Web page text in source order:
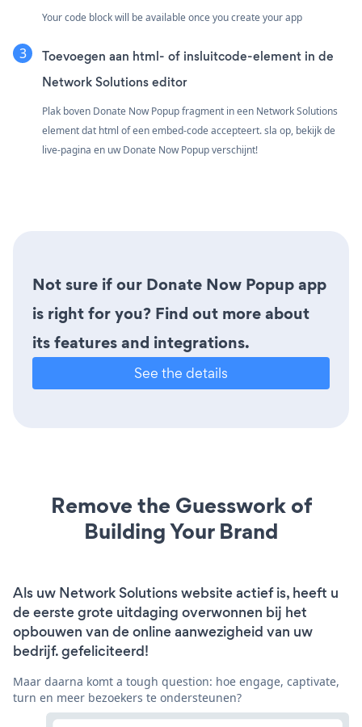
Your code block will be available once you create your app
Toevoegen aan html- of insluitcode-element in de
Network Solutions editor
Plak boven Donate Now Popup fragment in een Network Solutions
element dat html of een embed-code accepteert. sla op, bekijk de
live-pagina en uw Donate Now Popup verschijnt!
Not sure if our Donate Now Popup app
is right for you? Find out more about
its features and integrations.
See the details
Remove the Guesswork of
Building Your Brand
Als uw Network Solutions website actief is, heeft u
de eerste grote uitdaging overwonnen bij het
opbouwen van de online aanwezigheid van uw
bedrijf. gefeliciteerd!
Maar daarna komt a tough question: hoe engage, captivate,
turn en meer bezoekers te ondersteunen?